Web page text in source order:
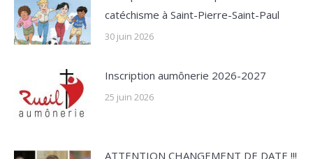
catéchisme à Saint-Pierre-Saint-Paul
30 juin 2026
Inscription aumônerie 2026-2027
25 juin 2026
ATTENTION CHANGEMENT DE DATE !!!